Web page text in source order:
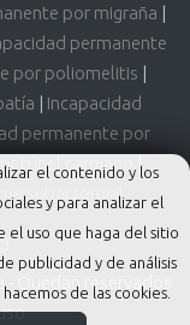
el contenido y los
y para analizar el
el uso que haga del sitio
publicidad y de análisis
de las cookies.
por migraña |
permanente
por poliomelitis |
| Incapacidad
permanente por
túnel carpiano
|
subacromial
Quedan reservados